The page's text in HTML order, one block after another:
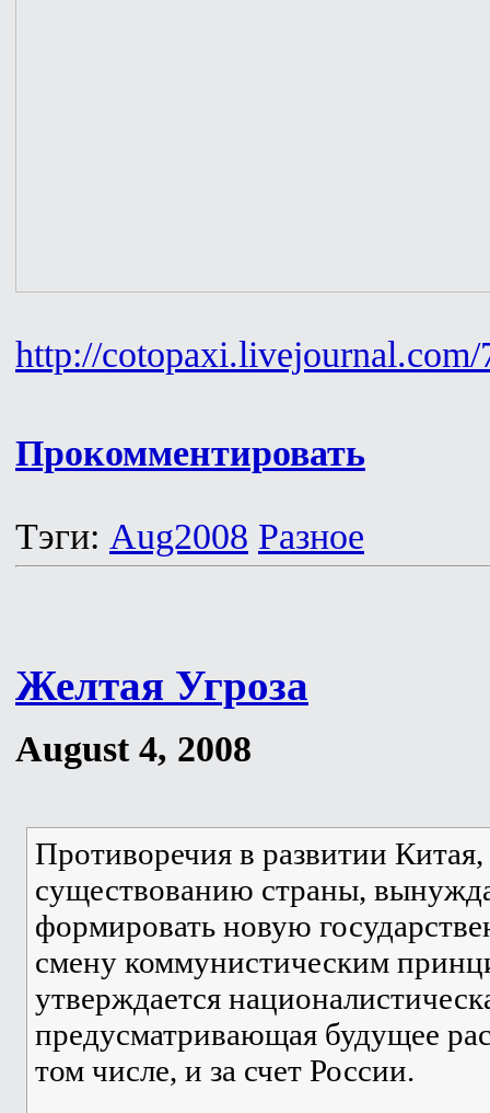
http://
Прокомментировать
Тэги: Aug2008 Разное
Желтая Угроза
August 4, 2008
Противоречия в развитии
существованию страны,
формировать новую
смену коммунистическим
утверждается
предусматривающая будущее
том числе, и за счет России.